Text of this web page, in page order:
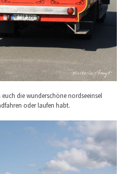
euch die wunderschöne nordseeinsel
oder laufen habt.